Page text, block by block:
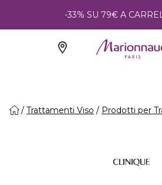
-33% SU 79€ A
Trattamenti Viso Prodotti per